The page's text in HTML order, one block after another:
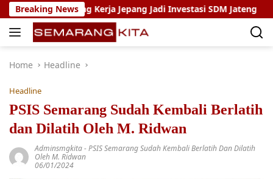
Skip
to
content
Breaking News
Magang Kerja Jepang Jadi Investasi SDM Jateng
Home Headline
Headline
PSIS Semarang Sudah Kembali Berlatih
dan Dilatih Oleh M. Ridwan
Adminsmgkita-PSIS Semarang Sudah Kembali Berlatih Dan Dilatih
Oleh M. Ridwan
06/01/2024